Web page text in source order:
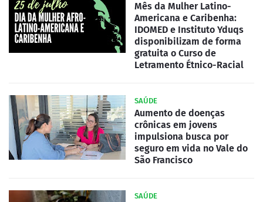
Mês da Mulher Latino-
Americana e Caribenha:
IDOMED e Instituto Yduqs
disponibilizam de forma
gratuita o Curso de
Letramento Étnico-Racial
SAÚDE
Aumento de doenças
crônicas em jovens
impulsiona busca por
seguro em vida no Vale do
São Francisco
SAÚDE